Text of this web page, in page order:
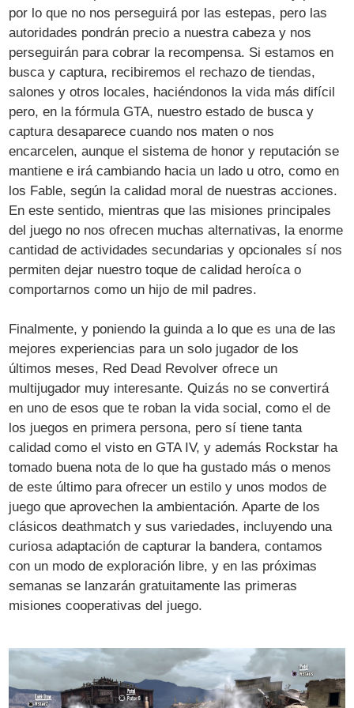
por lo que no nos perseguirá por las estepas, pero las
autoridades pondrán precio a nuestra cabeza y nos
perseguirán para cobrar la recompensa. Si estamos en
busca y captura, recibiremos el rechazo de tiendas,
salones y otros locales, haciéndonos la vida más difícil
pero, en la fórmula GTA, nuestro estado de busca y
captura desaparece cuando nos maten o nos
encarcelen, aunque el sistema de honor y reputación se
mantiene e irá cambiando hacia un lado u otro, como en
los Fable, según la calidad moral de nuestras acciones.
En este sentido, mientras que las misiones principales
del juego no nos ofrecen muchas alternativas, la enorme
cantidad de actividades secundarias y opcionales sí nos
permiten dejar nuestro toque de calidad heroíca o
comportarnos como un hijo de mil padres.
Finalmente, y poniendo la guinda a lo que es una de las
mejores experiencias para un solo jugador de los
últimos meses, Red Dead Revolver ofrece un
multijugador muy interesante. Quizás no se convertirá
en uno de esos que te roban la vida social, como el de
los juegos en primera persona, pero sí tiene tanta
calidad como el visto en GTA IV, y además Rockstar ha
tomado buena nota de lo que ha gustado más o menos
de este último para ofrecer un estilo y unos modos de
juego que aprovechen la ambientación. Aparte de los
clásicos deathmatch y sus variedades, incluyendo una
curiosa adaptación de capturar la bandera, contamos
con un modo de exploración libre, y en las próximas
semanas se lanzarán gratuitamente las primeras
misiones cooperativas del juego.